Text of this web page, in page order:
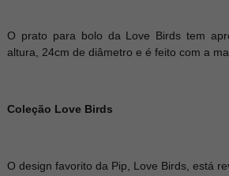
O prato para bolo da Love Birds tem
altura, 24cm de diâmetro e é feito com a
Coleção Love Birds
O design favorito da Pip, Love Birds, está